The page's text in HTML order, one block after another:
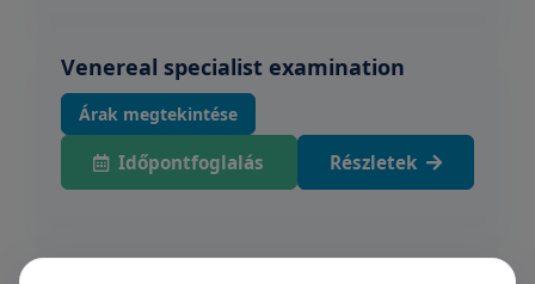
Venereal specialist examination
Árak megtekintése
Időpontfoglalás Részletek
Dermatological follow-up